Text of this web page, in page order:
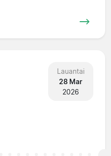
Lauantai
28 Mar
2026